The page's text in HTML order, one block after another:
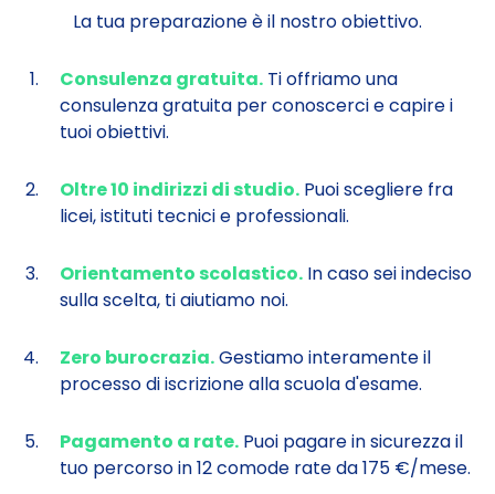
La tua preparazione è il nostro obiettivo.
Consulenza gratuita. Ti offriamo una
consulenza gratuita per conoscerci e capire i
tuoi obiettivi.
Oltre 10 indirizzi di studio. Puoi scegliere fra
licei, istituti tecnici e professionali.
Orientamento scolastico. In caso sei indeciso
sulla scelta, ti aiutiamo noi.
Zero burocrazia.Gestiamo interamente il
processo di iscrizione alla scuola d'esame.
Pagamento a rate. Puoi pagare in sicurezza il
tuo percorso in 12 comode rate da 175 €/mese.